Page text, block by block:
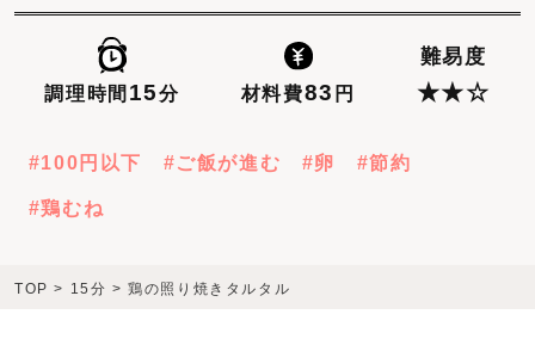
調理時間 15分 材料費83 円
難易度
★★☆
100円以下 ご飯が進む 卵 節約
鶏むね
TOP > 15分 >鶏の照り焼きタルタル